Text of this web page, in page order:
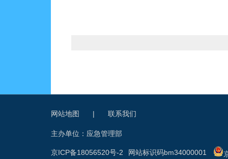
网站地图 | 联系我们
主办单位：应急管理部
网站标识码bm34000001
京ICP备18056520号-2